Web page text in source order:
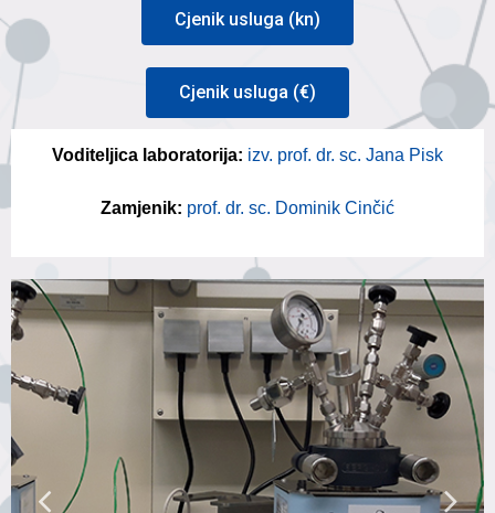
Cjenik usluga (kn)
Cjenik usluga (€)
Voditeljica laboratorija: izv. prof. dr. sc. Jana Pisk
Zamjenik: prof. dr. sc. Dominik Cinčić